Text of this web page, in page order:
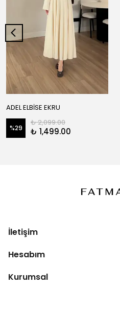
ADEL ELBİSE EKRU
%29
₺ 2,099.00
₺ 1,499.00
İletişim
Hesabım
Kurumsal